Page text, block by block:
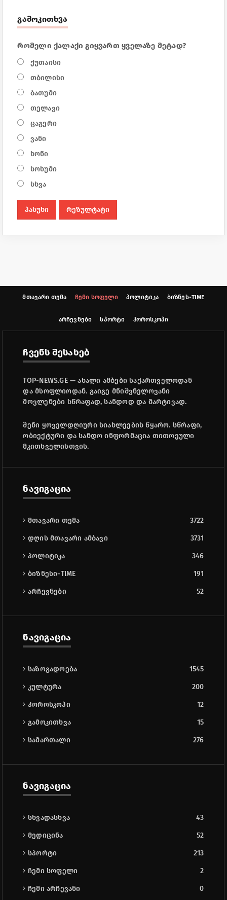
გამოკითხვა
რომელი ქალაქი გიყვართ ყველაზე მეტად?
ქუთაისი
თბილისი
ბათუმი
თელავი
ცაგერი
ვანი
ხონი
სოხუმი
სხვა
პასუხი რეზულტატი
მთავარი თემა ჩემი სოფელი პოლიტიკა ბიზნეს-TIME
არჩევნები სპორტი ჰოროსკოპი
ჩვენს შესახებ
TOP-NEWS.GE — ახალი ამბები საქართველოდან
და მსოფლიოდან. გაიგე მნიშვნელოვანი
მოვლენები სწრაფად, სანდოდ და მარტივად.
შენი ყოველდღიური სიახლეების წყარო. სწრაფი,
ობიექტური და სანდო ინფორმაცია თითოეული
მკითხველისთვის.
ნავიგაცია
მთავარი თემა 3722
დღის მთავარი ამბავი 3731
პოლიტიკა 346
ბიზნესი-TIME 191
არჩევნები 52
ნავიგაცია
საზოგადოება 1545
კულტურა 200
ჰოროსკოპი 12
გამოკითხვა 15
სამართალი 276
ნავიგაცია
სხვადასხვა 43
მედიცინა 52
სპორტი 213
ჩემი სოფელი 2
ჩემი არჩევანი 0